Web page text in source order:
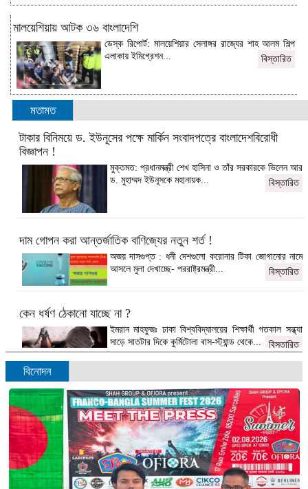
মালয়েশিয়ায় আটক ৩৬ বাংলাদেশি
ডেস্ক রিপোর্ট: মালয়েশিয়ার সেলাঙ্গর রাজ্যের শাহ আলম শিল্প
এলাকায় ইমিগ্রেশন...
বিস্তারিত
মতামত
টাকার বিনিময়ে ড. ইউনূসের পক্ষে মার্কিন সংবাদপত্রে বাংলাদেশবিরোধী
বিজ্ঞাপন !
মুক্তমত: প্রধানমন্ত্রী শেখ হাসিনা ও তাঁর সরকারকে ভিলেন আর
ড. মুহাম্মদ ইউনূসকে মহানায়ক...
বিস্তারিত
দাম গোপন করা আন্তর্জাতিক বাণিজ্যের নতুন শর্ত !
অজয় দাসগুপ্ত : ধনী দেশগুলো করোনার টিকা জোগানোর নামে
আসলে মুলা দেখাচ্ছে- পররাষ্ট্রমন্ত্রী...
বিস্তারিত
কেন ধর্ষণ ঠেকানো যাচ্ছে না ?
ইমরান মাহফুজঃ ঢাকা বিশ্ববিদ্যালয়ের শিক্ষার্থী গতকাল সন্ধ্যা
সাড়ে সাতটার দিকে কুর্মিটোলা বাস-স্ট্যান্ড থেকে...
বিস্তারিত
মায়ের কাছে থেকে সন্তান চিনছে অক্ষর, শিখছে ভাষা
ডেস্ক রিপোর্টঃ শিশুর অর্থবোধক অস্পষ্ট বাক প্রয়াসের মতো কি
একটা শব্দ হয়ে বেরিয়ে...
বিস্তারিত
ফলাফল প্রত্যাখ্যান করলেও বিএনপি ধ্বংসাত্মক কোনো কর্মসূচি দেয়নি:
সোহরাব হাসান
বিনোদন